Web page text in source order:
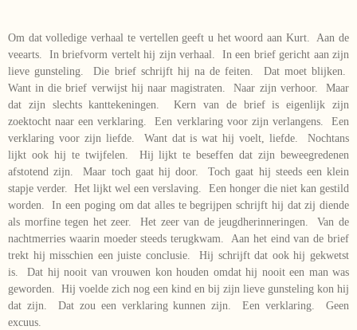
Om dat volledige verhaal te vertellen geeft u het woord aan Kurt. Aan de
veearts. In briefvorm vertelt hij zijn verhaal. In een brief gericht aan zijn
lieve gunsteling. Die brief schrijft hij na de feiten. Dat moet blijken.
Want in die brief verwijst hij naar magistraten. Naar zijn verhoor. Maar
dat zijn slechts kanttekeningen. Kern van de brief is eigenlijk zijn
zoektocht naar een verklaring. Een verklaring voor zijn verlangens. Een
verklaring voor zijn liefde. Want dat is wat hij voelt, liefde. Nochtans
lijkt ook hij te twijfelen. Hij lijkt te beseffen dat zijn beweegredenen
afstotend zijn. Maar toch gaat hij door. Toch gaat hij steeds een klein
stapje verder. Het lijkt wel een verslaving. Een honger die niet kan gestild
worden. In een poging om dat alles te begrijpen schrijft hij dat zij diende
als morfine tegen het zeer. Het zeer van de jeugdherinneringen. Van de
nachtmerries waarin moeder steeds terugkwam. Aan het eind van de brief
trekt hij misschien een juiste conclusie. Hij schrijft dat ook hij gekwetst
is. Dat hij nooit van vrouwen kon houden omdat hij nooit een man was
geworden. Hij voelde zich nog een kind en bij zijn lieve gunsteling kon hij
dat zijn. Dat zou een verklaring kunnen zijn. Een verklaring. Geen
excuus.